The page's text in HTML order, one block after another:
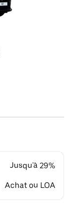
Jusqu'à 29%
Achat ou LOA